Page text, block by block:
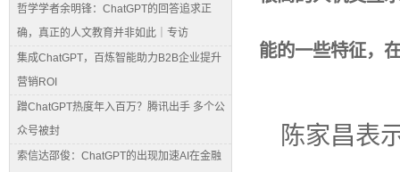
哲学学者余明锋：ChatGPT的回答追求正
确，真正的人文教育并非如此｜专访
集成ChatGPT，百炼智能助力B2B企业提升
营销ROI
蹭ChatGPT热度年入百万？腾讯出手 多个公
众号被封
索信达邵俊：ChatGPT的出现加速AI在金融
能的一些特征，
陈家昌表